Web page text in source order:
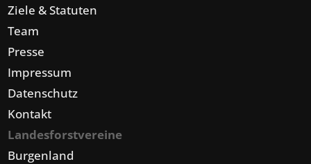
Ziele & Statuten
Team
Presse
Impressum
Datenschutz
Kontakt
Landesforstvereine
Burgenland